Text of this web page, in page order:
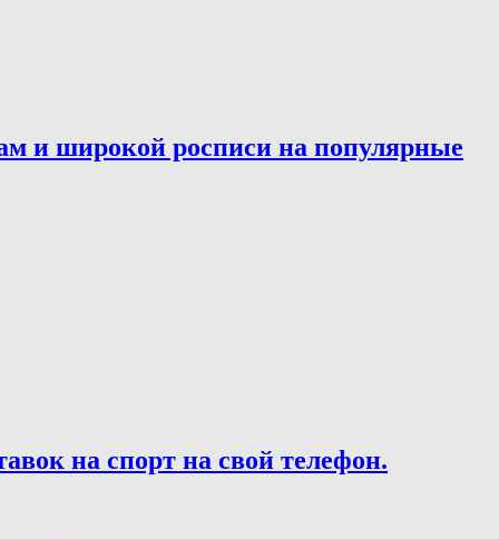
и широкой росписи на популярные
на спорт на свой телефон.